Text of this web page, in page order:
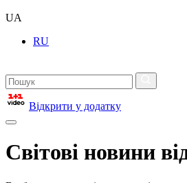
UA
RU
Відкрити у додатку
Світові новини